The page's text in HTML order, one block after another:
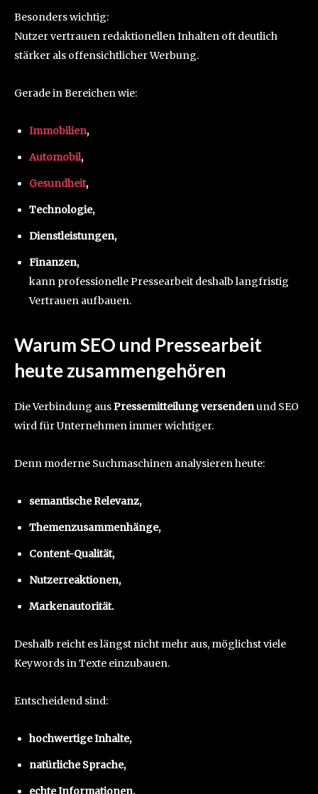
Besonders wichtig:
Nutzer vertrauen redaktionellen Inhalten oft deutlich
stärker als offensichtlicher Werbung.
Gerade in Bereichen wie:
Immobilien,
Automobil,
Gesundheit,
Technologie,
Dienstleistungen,
Finanzen,
kann professionelle Pressearbeit deshalb langfristig
Vertrauen aufbauen.
Warum SEO und Pressearbeit
heute zusammengehören
Die Verbindung ausPressemitteilung versendenund SEO
wird für Unternehmen immer wichtiger.
Denn moderne Suchmaschinen analysieren heute:
semantische Relevanz,
Themenzusammenhänge,
Content-Qualität,
Nutzerreaktionen,
Markenautorität.
Deshalb reicht es längst nicht mehr aus, möglichst viele
Keywords in Texte einzubauen.
Entscheidend sind:
hochwertige Inhalte,
natürliche Sprache,
echte Informationen,